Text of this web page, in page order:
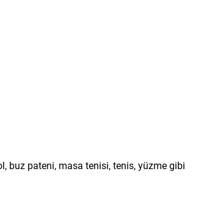
buz pateni, masa tenisi, tenis, yüzme gibi